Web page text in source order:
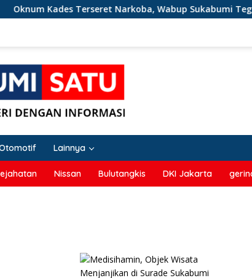
Kades Terseret Narkoba, Wabup Sukabumi
Lainnya
Nissan Bulutangkis DKI Jakarta